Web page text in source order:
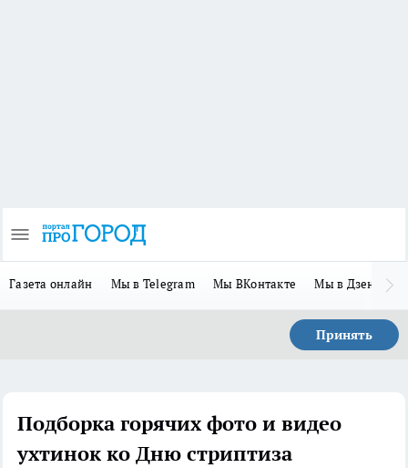
Газета онлайн Мы в Telegram Мы ВКонтакте Мы в Дзене
Принять
Подборка горячих фото и видео
ухтинок ко Дню стриптиза